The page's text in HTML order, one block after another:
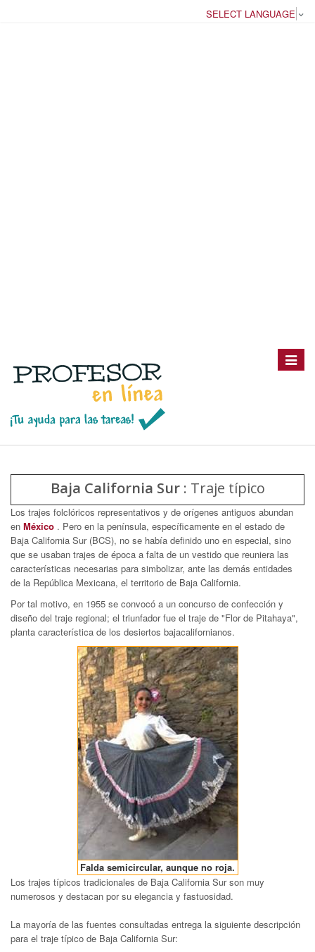
SELECT LANGUAGE
Toggle
Baja California Sur : Traje típico
Los trajes folclóricos representativos y de orígenes antiguos abundan
en México . Pero en la península, específicamente en el estado de
Baja California Sur (BCS), no se había definido uno en especial, sino
que se usaban trajes de época a falta de un vestido que reuniera las
características necesarias para simbolizar, ante las demás entidades
de la República Mexicana, el territorio de Baja California.
Por tal motivo, en 1955 se convocó a un concurso de confección y
diseño del traje regional; el triunfador fue el traje de "Flor de Pitahaya",
planta característica de los desiertos bajacalifornianos.
Falda semicircular, aunque no roja.
Los trajes típicos tradicionales de Baja California Sur son muy
numerosos y destacan por su elegancia y fastuosidad.
La mayoría de las fuentes consultadas entrega la siguiente descripción
para el traje típico de Baja California Sur: